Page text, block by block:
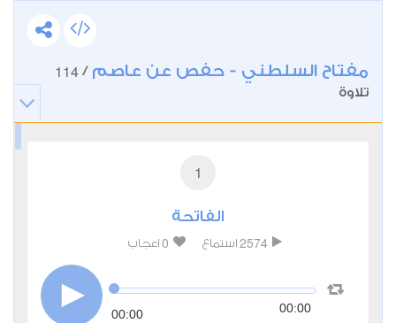
مفتاح السلطني - حفص عن عاصم /
114
تلاوة
1
الفاتحة
2574 استماع 0 اعجاب
00:00 00:00